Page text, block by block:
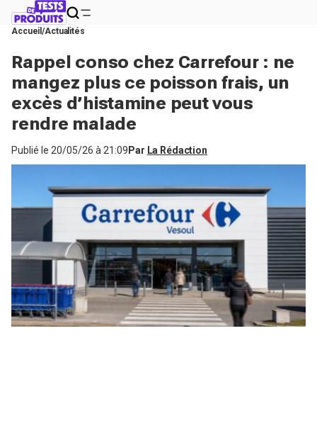
Accueil Actualités
Rappel conso chez Carrefour : ne
mangez plus ce poisson frais, un
excès d’histamine peut vous
rendre malade
Publié le 20/05/26 à 21:09 Par La Rédaction